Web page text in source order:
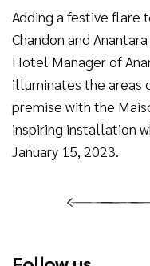
Adding a festive flare
Chandon and
Hotel Manager of
illuminates the areas
premise with the
inspiring installation
January 15, 2023.